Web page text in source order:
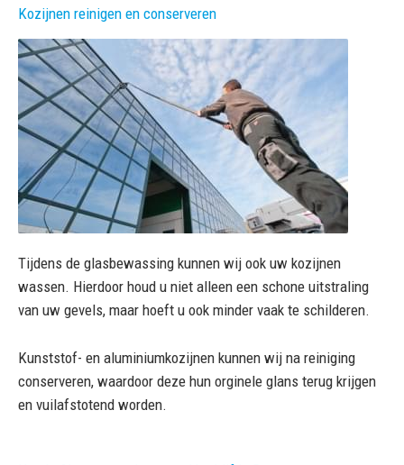
Kozijnen reinigen en conserveren
Tijdens de glasbewassing kunnen wij ook uw kozijnen
wassen. Hierdoor houd u niet alleen een schone uitstraling
van uw gevels, maar hoeft u ook minder vaak te schilderen.
Kunststof- en aluminiumkozijnen kunnen wij na reiniging
conserveren, waardoor deze hun orginele glans terug krijgen
en vuilafstotend worden.